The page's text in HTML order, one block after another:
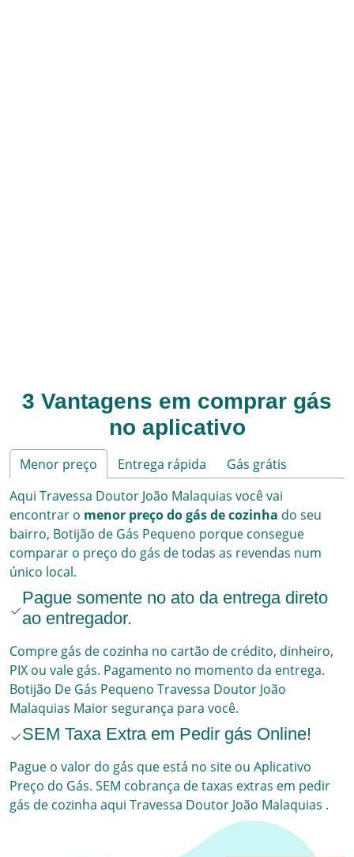
3 Vantagens em comprar gás
no aplicativo
Menor preço Entrega rápida
Gás grátis
Aqui Travessa Doutor João Malaquias você vai
encontrar o menor preço do gás de cozinha do seu
bairro, Botijão de Gás Pequeno porque consegue
comparar o preço do gás de todas as revendas num
único local.
Pague somente no ato da entrega direto
ao entregador.
Compre gás de cozinha no cartão de crédito, dinheiro,
PIX ou vale gás. Pagamento no momento da entrega.
Botijão De Gás Pequeno Travessa Doutor João
Malaquias Maior segurança para você.
SEM Taxa Extra em Pedir gás Online!
Pague o valor do gás que está no site ou Aplicativo
Preço do Gás. SEM cobrança de taxas extras em pedir
gás de cozinha aqui Travessa Doutor João Malaquias .